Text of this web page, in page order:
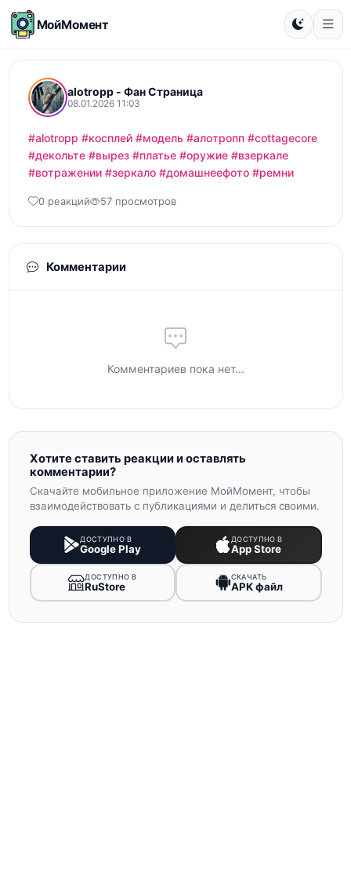
МойМомент
alotropp - Фан Страница
08.01.2026 11:03
#alotropp #косплей #модель #алотропп #cottagecore
#декольте #вырез #платье #оружие #взеркале
#вотражении #зеркало #домашнеефото #ремни
0 реакций 57 просмотров
Комментарии
Комментариев пока нет...
Хотите ставить реакции и оставлять
комментарии?
Скачайте мобильное приложение МойМомент, чтобы
взаимодействовать с публикациями и делиться своими.
ДОСТУПНО В
Google Play
ДОСТУПНО В
App Store
ДОСТУПНО В
RuStore
СКАЧАТЬ
APK файл